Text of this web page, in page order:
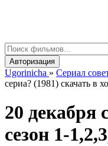
Авторизация
Ugorinicha » Сериал
сериа? (1981) скачать в
20 декабря
сезон 1-